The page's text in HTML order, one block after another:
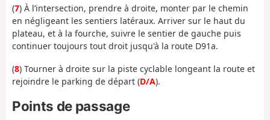
(7) À l’intersection, prendre à droite, monter par le chemin
en négligeant les sentiers latéraux. Arriver sur le haut du
plateau, et à la fourche, suivre le sentier de gauche puis
continuer toujours tout droit jusqu'à la route D91a.
(8) Tourner à droite sur la piste cyclable longeant la route et
rejoindre le parking de départ (D/A).
Points de passage